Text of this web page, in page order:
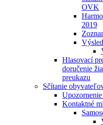
OVK
2019
Hlasovací
doručenie
preukazu
Sčítanie
Kontaktné